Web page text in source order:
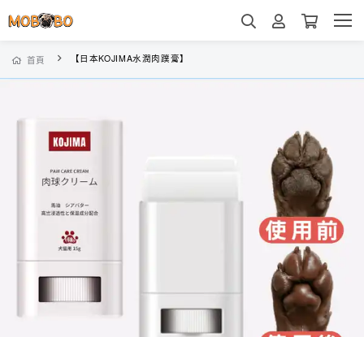
首頁 【日本KOJIMA水潤肉蹼膏】